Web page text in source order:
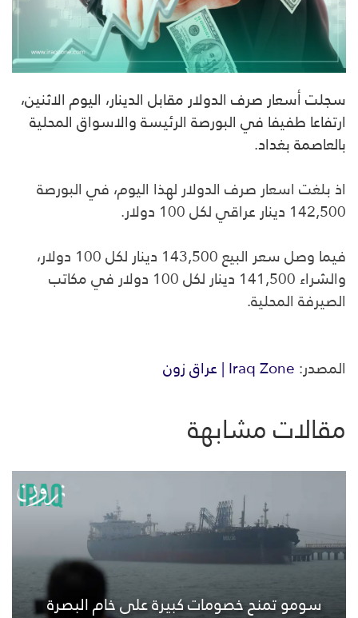
سجلت أسعار صرف الدولار مقابل الدينار، اليوم الاثنين،
ارتفاعا طفيفا في البورصة الرئيسة والاسواق المحلية
بالعاصمة بغداد.
اذ بلغت اسعار صرف الدولار لهذا اليوم، في البورصة
142,500 دينار عراقي لكل 100 دولار.
فيما وصل سعر البيع 143,500 دينار لكل 100 دولار،
والشراء 141,500 دينار لكل 100 دولار في مكاتب
الصيرفة المحلية.
المصدر:Iraq Zone | عراق زون
مقالات مشابهة
سومو تمنح خصومات كبيرة على خام البصرة